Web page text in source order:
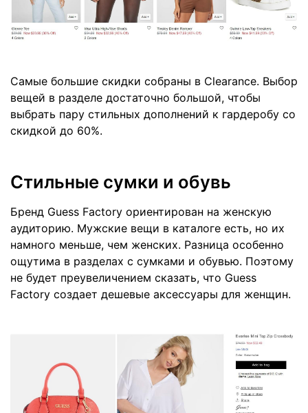
Самые большие скидки собраны в Clearance. Выбор
вещей в разделе достаточно большой, чтобы
выбрать пару стильных дополнений к гардеробу со
скидкой до 60%.
Стильные сумки и обувь
Бренд Guess Factory ориентирован на женскую
аудиторию. Мужские вещи в каталоге есть, но их
намного меньше, чем женских. Разница особенно
ощутима в разделах с сумками и обувью. Поэтому
не будет преувеличением сказать, что Guess
Factory создает дешевые аксессуары для женщин.